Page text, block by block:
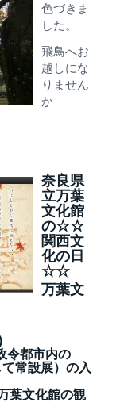
色づきま
した。
飛鳥へお
越しにな
りません
か
奈良県
立万葉
文化館
の☆☆
関西文
化の日
☆☆
万葉文
令都市内の
常設展）の入
葉文化館の観